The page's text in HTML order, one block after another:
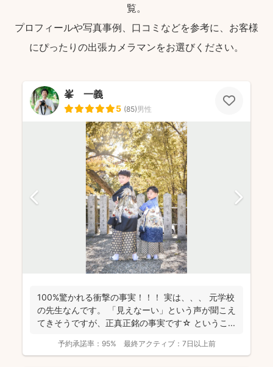
覧。
プロフィールや写真事例、口コミなどを参考に、お客様
にぴったりの出張カメラマンをお選びください。
峯 一義
5 (85)男性
100%驚かれる衝撃の事実！！！ 実は、、、 元学校
の先生なんです。 「見えなーい」という声が聞こえ
てきそうですが、正真正銘の事実です☆ というこ...
予約承諾率： 95% 最終アクティブ： 7日以上前